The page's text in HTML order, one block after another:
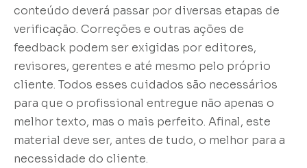
conteúdo deverá passar por diversas etapas de
verificação. Correções e outras ações de
feedback podem ser exigidas por editores,
revisores, gerentes e até mesmo pelo próprio
cliente. Todos esses cuidados são necessários
para que o profissional entregue não apenas o
melhor texto, mas o mais perfeito. Afinal, este
material deve ser, antes de tudo, o melhor para a
necessidade do cliente.